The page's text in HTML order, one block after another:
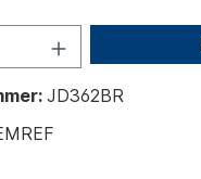
JD362BR